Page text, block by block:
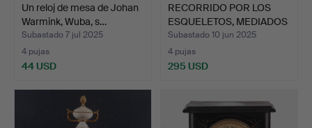
Un reloj de mesa de Johan
Warmink, Wuba, s…
Subastado 7 jul 2025
4 pujas
44 USD
RECORRIDO POR LOS
ESQUELETOS, MEDIADOS
DEL…
Subastado 10 jun 2025
4 pujas
295 USD